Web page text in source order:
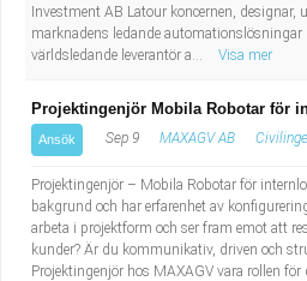
Industriell tillverkning
Kropps- och skönhetsvård
Kultur, media, design
Militärt arbete
Behandlingsassistent/
Budbilsförare
Tidningsbud/
Lärare i fritidshem/
Investment AB Latour koncernen, designar,
marknadens ledande automationslösningar
världsledande leverantör a...
Visa mer
Projektingenjör Mobila Robotar för
Ansök Sep 9 MAXAGV AB
Projektingenjör – Mobila Robotar för
bakgrund och har erfarenhet av
arbeta i projektform och ser fram emot att
kunder? Är du kommunikativ, driven och
Projektingenjör hos MAXAGV vara rollen